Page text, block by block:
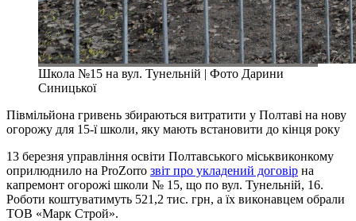
Школа №15 на вул. Тунельній | Фото Дарини
Синицької
Півмільйона гривень збираються витратити у Полтаві на нову
огорожу для 15-ї школи, яку мають встановити до кінця року
13 березня управління освіти Полтавського міськвиконкому
оприлюднило на ProZorro звіт про укладений договір на
капремонт огорожі школи № 15, що по вул. Тунельній, 16.
Роботи коштуватимуть 521,2 тис. грн, а їх виконавцем обрали
ТОВ «Марк Строй».